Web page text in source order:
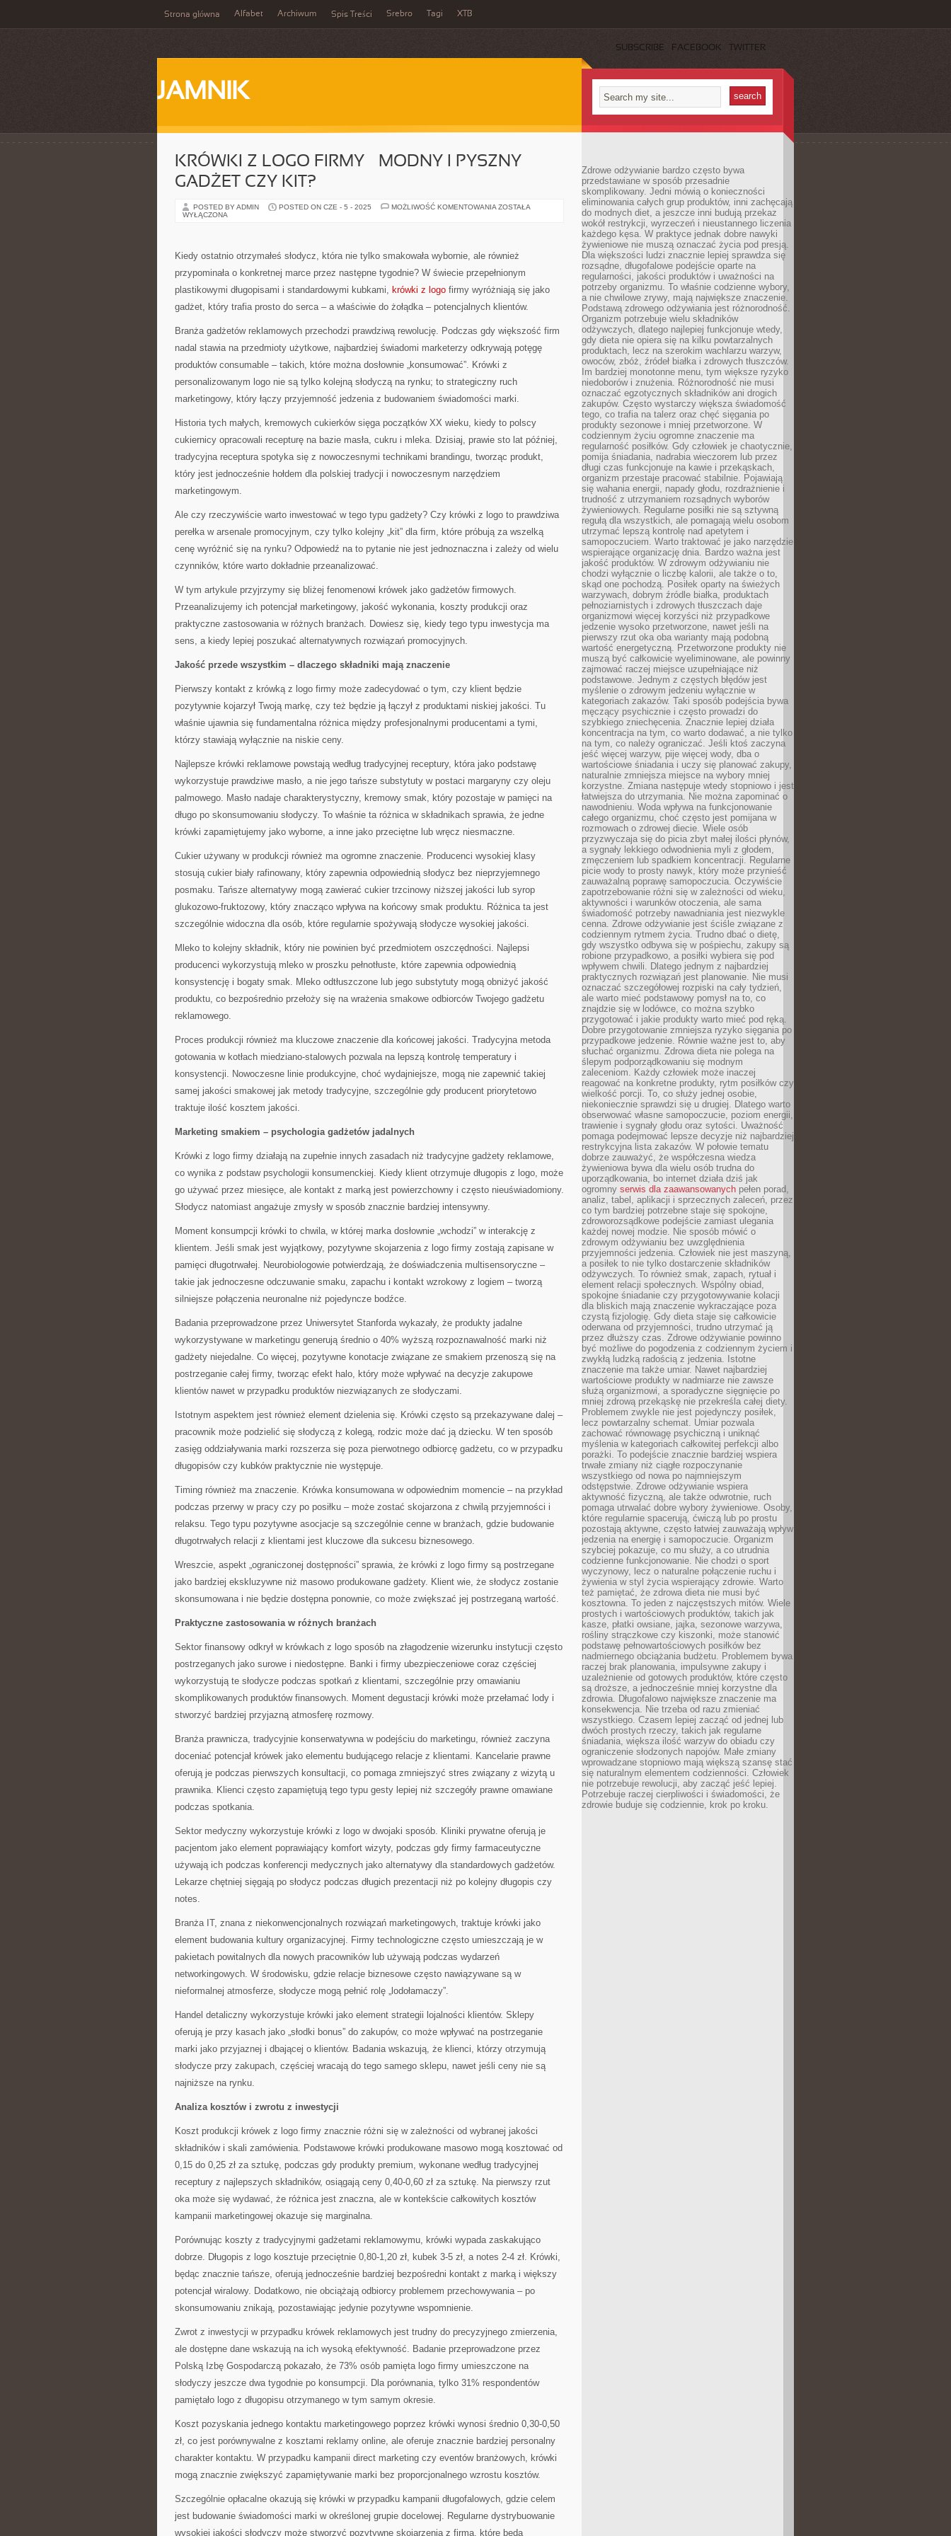
Strona główna Alfabet Archiwum Spis Treści Srebro Tagi XTB
SUBSCRIBE FACEBOOK TWITTER
JAMNIK
KRÓWKI Z LOGO FIRMY – MODNY I PYSZNY
GADŻET CZY KIT?
POSTED BY ADMIN POSTED ON CZE - 5 - 2025 MOŻLIWOŚĆ KOMENTOWANIA KRÓWKI
I
PYSZNY
GADŻET
CZY
ZOSTAŁA
WYŁĄCZONA
Kiedy ostatnio otrzymałeś słodycz, która nie tylko smakowała wybornie, ale również
przypominała o konkretnej marce przez następne tygodnie? W świecie przepełnionym
plastikowymi długopisami i standardowymi kubkami, krówki z logo firmy wyróżniają się jako
gadżet, który trafia prosto do serca – a właściwie do żołądka – potencjalnych klientów.
Branża gadżetów reklamowych przechodzi prawdziwą rewolucję. Podczas gdy większość firm
nadal stawia na przedmioty użytkowe, najbardziej świadomi marketerzy odkrywają potęgę
produktów consumable – takich, które można dosłownie „konsumować”. Krówki z
personalizowanym logo nie są tylko kolejną słodyczą na rynku; to strategiczny ruch
marketingowy, który łączy przyjemność jedzenia z budowaniem świadomości marki.
Historia tych małych, kremowych cukierków sięga początków XX wieku, kiedy to polscy
cukiernicy opracowali recepturę na bazie masła, cukru i mleka. Dzisiaj, prawie sto lat później,
tradycyjna receptura spotyka się z nowoczesnymi technikami brandingu, tworząc produkt,
który jest jednocześnie hołdem dla polskiej tradycji i nowoczesnym narzędziem
marketingowym.
Ale czy rzeczywiście warto inwestować w tego typu gadżety? Czy krówki z logo to prawdziwa
perełka w arsenale promocyjnym, czy tylko kolejny „kit” dla firm, które próbują za wszelką
cenę wyróżnić się na rynku? Odpowiedź na to pytanie nie jest jednoznaczna i zależy od wielu
czynników, które warto dokładnie przeanalizować.
W tym artykule przyjrzymy się bliżej fenomenowi krówek jako gadżetów firmowych.
Przeanalizujemy ich potencjał marketingowy, jakość wykonania, koszty produkcji oraz
praktyczne zastosowania w różnych branżach. Dowiesz się, kiedy tego typu inwestycja ma
sens, a kiedy lepiej poszukać alternatywnych rozwiązań promocyjnych.
Jakość przede wszystkim – dlaczego składniki mają znaczenie
Pierwszy kontakt z krówką z logo firmy może zadecydować o tym, czy klient będzie
pozytywnie kojarzył Twoją markę, czy też będzie ją łączył z produktami niskiej jakości. Tu
właśnie ujawnia się fundamentalna różnica między profesjonalnymi producentami a tymi,
którzy stawiają wyłącznie na niskie ceny.
Najlepsze krówki reklamowe powstają według tradycyjnej receptury, która jako podstawę
wykorzystuje prawdziwe masło, a nie jego tańsze substytuty w postaci margaryny czy oleju
palmowego. Masło nadaje charakterystyczny, kremowy smak, który pozostaje w pamięci na
długo po skonsumowaniu słodyczy. To właśnie ta różnica w składnikach sprawia, że jedne
krówki zapamiętujemy jako wyborne, a inne jako przeciętne lub wręcz niesmaczne.
Cukier używany w produkcji również ma ogromne znaczenie. Producenci wysokiej klasy
stosują cukier biały rafinowany, który zapewnia odpowiednią słodycz bez nieprzyjemnego
posmaku. Tańsze alternatywy mogą zawierać cukier trzcinowy niższej jakości lub syrop
glukozowo-fruktozowy, który znacząco wpływa na końcowy smak produktu. Różnica ta jest
szczególnie widoczna dla osób, które regularnie spożywają słodycze wysokiej jakości.
Mleko to kolejny składnik, który nie powinien być przedmiotem oszczędności. Najlepsi
producenci wykorzystują mleko w proszku pełnotłuste, które zapewnia odpowiednią
konsystencję i bogaty smak. Mleko odtłuszczone lub jego substytuty mogą obniżyć jakość
produktu, co bezpośrednio przełoży się na wrażenia smakowe odbiorców Twojego gadżetu
reklamowego.
Proces produkcji również ma kluczowe znaczenie dla końcowej jakości. Tradycyjna metoda
gotowania w kotłach miedziano-stalowych pozwala na lepszą kontrolę temperatury i
konsystencji. Nowoczesne linie produkcyjne, choć wydajniejsze, mogą nie zapewnić takiej
samej jakości smakowej jak metody tradycyjne, szczególnie gdy producent priorytetowo
traktuje ilość kosztem jakości.
Marketing smakiem – psychologia gadżetów jadalnych
Krówki z logo firmy działają na zupełnie innych zasadach niż tradycyjne gadżety reklamowe,
co wynika z podstaw psychologii konsumenckiej. Kiedy klient otrzymuje długopis z logo, może
go używać przez miesięce, ale kontakt z marką jest powierzchowny i często nieuświadomiony.
Słodycz natomiast angażuje zmysły w sposób znacznie bardziej intensywny.
Moment konsumpcji krówki to chwila, w której marka dosłownie „wchodzi” w interakcję z
klientem. Jeśli smak jest wyjątkowy, pozytywne skojarzenia z logo firmy zostają zapisane w
pamięci długotrwałej. Neurobiologowie potwierdzają, że doświadczenia multisensoryczne –
takie jak jednoczesne odczuwanie smaku, zapachu i kontakt wzrokowy z logiem – tworzą
silniejsze połączenia neuronalne niż pojedyncze bodźce.
Badania przeprowadzone przez Uniwersytet Stanforda wykazały, że produkty jadalne
wykorzystywane w marketingu generują średnio o 40% wyższą rozpoznawalność marki niż
gadżety niejedalne. Co więcej, pozytywne konotacje związane ze smakiem przenoszą się na
postrzeganie całej firmy, tworząc efekt halo, który może wpływać na decyzje zakupowe
klientów nawet w przypadku produktów niezwiązanych ze słodyczami.
Istotnym aspektem jest również element dzielenia się. Krówki często są przekazywane dalej –
pracownik może podzielić się słodyczą z kolegą, rodzic może dać ją dziecku. W ten sposób
zasięg oddziaływania marki rozszerza się poza pierwotnego odbiorcę gadżetu, co w przypadku
długopisów czy kubków praktycznie nie występuje.
Timing również ma znaczenie. Krówka konsumowana w odpowiednim momencie – na przykład
podczas przerwy w pracy czy po posiłku – może zostać skojarzona z chwilą przyjemności i
relaksu. Tego typu pozytywne asocjacje są szczególnie cenne w branżach, gdzie budowanie
długotrwałych relacji z klientami jest kluczowe dla sukcesu biznesowego.
Wreszcie, aspekt „ograniczonej dostępności” sprawia, że krówki z logo firmy są postrzegane
jako bardziej ekskluzywne niż masowo produkowane gadżety. Klient wie, że słodycz zostanie
skonsumowana i nie będzie dostępna ponownie, co może zwiększać jej postrzeganą wartość.
Praktyczne zastosowania w różnych branżach
Sektor finansowy odkrył w krówkach z logo sposób na złagodzenie wizerunku instytucji często
postrzeganych jako surowe i niedostępne. Banki i firmy ubezpieczeniowe coraz częściej
wykorzystują te słodycze podczas spotkań z klientami, szczególnie przy omawianiu
skomplikowanych produktów finansowych. Moment degustacji krówki może przełamać lody i
stworzyć bardziej przyjazną atmosferę rozmowy.
Branża prawnicza, tradycyjnie konserwatywna w podejściu do marketingu, również zaczyna
doceniać potencjał krówek jako elementu budującego relacje z klientami. Kancelarie prawne
oferują je podczas pierwszych konsultacji, co pomaga zmniejszyć stres związany z wizytą u
prawnika. Klienci często zapamiętują tego typu gesty lepiej niż szczegóły prawne omawiane
podczas spotkania.
Sektor medyczny wykorzystuje krówki z logo w dwojaki sposób. Kliniki prywatne oferują je
pacjentom jako element poprawiający komfort wizyty, podczas gdy firmy farmaceutyczne
używają ich podczas konferencji medycznych jako alternatywy dla standardowych gadżetów.
Lekarze chętniej sięgają po słodycz podczas długich prezentacji niż po kolejny długopis czy
notes.
Branża IT, znana z niekonwencjonalnych rozwiązań marketingowych, traktuje krówki jako
element budowania kultury organizacyjnej. Firmy technologiczne często umieszczają je w
pakietach powitalnych dla nowych pracowników lub używają podczas wydarzeń
networkingowych. W środowisku, gdzie relacje biznesowe często nawiązywane są w
nieformalnej atmosferze, słodycze mogą pełnić rolę „lodołamaczy”.
Handel detaliczny wykorzystuje krówki jako element strategii lojalności klientów. Sklepy
oferują je przy kasach jako „słodki bonus” do zakupów, co może wpływać na postrzeganie
marki jako przyjaznej i dbającej o klientów. Badania wskazują, że klienci, którzy otrzymują
słodycze przy zakupach, częściej wracają do tego samego sklepu, nawet jeśli ceny nie są
najniższe na rynku.
Analiza kosztów i zwrotu z inwestycji
Koszt produkcji krówek z logo firmy znacznie różni się w zależności od wybranej jakości
składników i skali zamówienia. Podstawowe krówki produkowane masowo mogą kosztować od
0,15 do 0,25 zł za sztukę, podczas gdy produkty premium, wykonane według tradycyjnej
receptury z najlepszych składników, osiągają ceny 0,40-0,60 zł za sztukę. Na pierwszy rzut
oka może się wydawać, że różnica jest znaczna, ale w kontekście całkowitych kosztów
kampanii marketingowej okazuje się marginalna.
Porównując koszty z tradycyjnymi gadżetami reklamowymu, krówki wypada zaskakująco
dobrze. Długopis z logo kosztuje przeciętnie 0,80-1,20 zł, kubek 3-5 zł, a notes 2-4 zł. Krówki,
będąc znacznie tańsze, oferują jednocześnie bardziej bezpośredni kontakt z marką i większy
potencjał wiralowy. Dodatkowo, nie obciążają odbiorcy problemem przechowywania – po
skonsumowaniu znikają, pozostawiając jedynie pozytywne wspomnienie.
Zwrot z inwestycji w przypadku krówek reklamowych jest trudny do precyzyjnego zmierzenia,
ale dostępne dane wskazują na ich wysoką efektywność. Badanie przeprowadzone przez
Polską Izbę Gospodarczą pokazało, że 73% osób pamięta logo firmy umieszczone na
słodyczy jeszcze dwa tygodnie po konsumpcji. Dla porównania, tylko 31% respondentów
pamiętało logo z długopisu otrzymanego w tym samym okresie.
Koszt pozyskania jednego kontaktu marketingowego poprzez krówki wynosi średnio 0,30-0,50
zł, co jest porównywalne z kosztami reklamy online, ale oferuje znacznie bardziej personalny
charakter kontaktu. W przypadku kampanii direct marketing czy eventów branżowych, krówki
mogą znacznie zwiększyć zapamiętywanie marki bez proporcjonalnego wzrostu kosztów.
Szczególnie opłacalne okazują się krówki w przypadku kampanii długofalowych, gdzie celem
jest budowanie świadomości marki w określonej grupie docelowej. Regularne dystrybuowanie
wysokiej jakości słodyczy może stworzyć pozytywne skojarzenia z firmą, które będą
Zdrowe odżywianie bardzo często bywa
przedstawiane w sposób przesadnie
skomplikowany. Jedni mówią o konieczności
eliminowania całych grup produktów, inni zachęcają
do modnych diet, a jeszcze inni budują przekaz
wokół restrykcji, wyrzeczeń i nieustannego liczenia
każdego kęsa. W praktyce jednak dobre nawyki
żywieniowe nie muszą oznaczać życia pod presją.
Dla większości ludzi znacznie lepiej sprawdza się
rozsądne, długofalowe podejście oparte na
regularności, jakości produktów i uważności na
potrzeby organizmu. To właśnie codzienne wybory,
a nie chwilowe zrywy, mają największe znaczenie.
Podstawą zdrowego odżywiania jest różnorodność.
Organizm potrzebuje wielu składników
odżywczych, dlatego najlepiej funkcjonuje wtedy,
gdy dieta nie opiera się na kilku powtarzalnych
produktach, lecz na szerokim wachlarzu warzyw,
owoców, zbóż, źródeł białka i zdrowych tłuszczów.
Im bardziej monotonne menu, tym większe ryzyko
niedoborów i znużenia. Różnorodność nie musi
oznaczać egzotycznych składników ani drogich
zakupów. Często wystarczy większa świadomość
tego, co trafia na talerz oraz chęć sięgania po
produkty sezonowe i mniej przetworzone. W
codziennym życiu ogromne znaczenie ma
regularność posiłków. Gdy człowiek je chaotycznie,
pomija śniadania, nadrabia wieczorem lub przez
długi czas funkcjonuje na kawie i przekąskach,
organizm przestaje pracować stabilnie. Pojawiają
się wahania energii, napady głodu, rozdrażnienie i
trudność z utrzymaniem rozsądnych wyborów
żywieniowych. Regularne posiłki nie są sztywną
regułą dla wszystkich, ale pomagają wielu osobom
utrzymać lepszą kontrolę nad apetytem i
samopoczuciem. Warto traktować je jako narzędzie
wspierające organizację dnia. Bardzo ważna jest
jakość produktów. W zdrowym odżywianiu nie
chodzi wyłącznie o liczbę kalorii, ale także o to,
skąd one pochodzą. Posiłek oparty na świeżych
warzywach, dobrym źródle białka, produktach
pełnoziarnistych i zdrowych tłuszczach daje
organizmowi więcej korzyści niż przypadkowe
jedzenie wysoko przetworzone, nawet jeśli na
pierwszy rzut oka oba warianty mają podobną
wartość energetyczną. Przetworzone produkty nie
muszą być całkowicie wyeliminowane, ale powinny
zajmować raczej miejsce uzupełniające niż
podstawowe. Jednym z częstych błędów jest
myślenie o zdrowym jedzeniu wyłącznie w
kategoriach zakazów. Taki sposób podejścia bywa
męczący psychicznie i często prowadzi do
szybkiego zniechęcenia. Znacznie lepiej działa
koncentracja na tym, co warto dodawać, a nie tylko
na tym, co należy ograniczać. Jeśli ktoś zaczyna
jeść więcej warzyw, pije więcej wody, dba o
wartościowe śniadania i uczy się planować zakupy,
naturalnie zmniejsza miejsce na wybory mniej
korzystne. Zmiana następuje wtedy stopniowo i jest
łatwiejsza do utrzymania. Nie można zapominać o
nawodnieniu. Woda wpływa na funkcjonowanie
całego organizmu, choć często jest pomijana w
rozmowach o zdrowej diecie. Wiele osób
przyzwyczaja się do picia zbyt małej ilości płynów,
a sygnały lekkiego odwodnienia myli z głodem,
zmęczeniem lub spadkiem koncentracji. Regularne
picie wody to prosty nawyk, który może przynieść
zauważalną poprawę samopoczucia. Oczywiście
zapotrzebowanie różni się w zależności od wieku,
aktywności i warunków otoczenia, ale sama
świadomość potrzeby nawadniania jest niezwykle
cenna. Zdrowe odżywianie jest ściśle związane z
codziennym rytmem życia. Trudno dbać o dietę,
gdy wszystko odbywa się w pośpiechu, zakupy są
robione przypadkowo, a posiłki wybiera się pod
wpływem chwili. Dlatego jednym z najbardziej
praktycznych rozwiązań jest planowanie. Nie musi
oznaczać szczegółowej rozpiski na cały tydzień,
ale warto mieć podstawowy pomysł na to, co
znajdzie się w lodówce, co można szybko
przygotować i jakie produkty warto mieć pod ręką.
Dobre przygotowanie zmniejsza ryzyko sięgania po
przypadkowe jedzenie. Równie ważne jest to, aby
słuchać organizmu. Zdrowa dieta nie polega na
ślepym podporządkowaniu się modnym
zaleceniom. Każdy człowiek może inaczej
reagować na konkretne produkty, rytm posiłków czy
wielkość porcji. To, co służy jednej osobie,
niekoniecznie sprawdzi się u drugiej. Dlatego warto
obserwować własne samopoczucie, poziom energii,
trawienie i sygnały głodu oraz sytości. Uważność
pomaga podejmować lepsze decyzje niż najbardziej
restrykcyjna lista zakazów. W połowie tematu
dobrze zauważyć, że współczesna wiedza
żywieniowa bywa dla wielu osób trudna do
uporządkowania, bo internet działa dziś jak
ogromny serwis dla zaawansowanych pełen porad,
analiz, tabel, aplikacji i sprzecznych zaleceń, przez
co tym bardziej potrzebne staje się spokojne,
zdroworozsądkowe podejście zamiast ulegania
każdej nowej modzie. Nie sposób mówić o
zdrowym odżywianiu bez uwzględnienia
przyjemności jedzenia. Człowiek nie jest maszyną,
a posiłek to nie tylko dostarczenie składników
odżywczych. To również smak, zapach, rytuał i
element relacji społecznych. Wspólny obiad,
spokojne śniadanie czy przygotowywanie kolacji
dla bliskich mają znaczenie wykraczające poza
czystą fizjologię. Gdy dieta staje się całkowicie
oderwana od przyjemności, trudno utrzymać ją
przez dłuższy czas. Zdrowe odżywianie powinno
być możliwe do pogodzenia z codziennym życiem i
zwykłą ludzką radością z jedzenia. Istotne
znaczenie ma także umiar. Nawet najbardziej
wartościowe produkty w nadmiarze nie zawsze
służą organizmowi, a sporadyczne sięgnięcie po
mniej zdrową przekąskę nie przekreśla całej diety.
Problemem zwykle nie jest pojedynczy posiłek,
lecz powtarzalny schemat. Umiar pozwala
zachować równowagę psychiczną i uniknąć
myślenia w kategoriach całkowitej perfekcji albo
porażki. To podejście znacznie bardziej wspiera
trwałe zmiany niż ciągłe rozpoczynanie
wszystkiego od nowa po najmniejszym
odstępstwie. Zdrowe odżywianie wspiera
aktywność fizyczną, ale także odwrotnie, ruch
pomaga utrwalać dobre wybory żywieniowe. Osoby,
które regularnie spacerują, ćwiczą lub po prostu
pozostają aktywne, często łatwiej zauważają wpływ
jedzenia na energię i samopoczucie. Organizm
szybciej pokazuje, co mu służy, a co utrudnia
codzienne funkcjonowanie. Nie chodzi o sport
wyczynowy, lecz o naturalne połączenie ruchu i
żywienia w styl życia wspierający zdrowie. Warto
też pamiętać, że zdrowa dieta nie musi być
kosztowna. To jeden z najczęstszych mitów. Wiele
prostych i wartościowych produktów, takich jak
kasze, płatki owsiane, jajka, sezonowe warzywa,
rośliny strączkowe czy kiszonki, może stanowić
podstawę pełnowartościowych posiłków bez
nadmiernego obciążania budżetu. Problemem bywa
raczej brak planowania, impulsywne zakupy i
uzależnienie od gotowych produktów, które często
są droższe, a jednocześnie mniej korzystne dla
zdrowia. Długofalowo największe znaczenie ma
konsekwencja. Nie trzeba od razu zmieniać
wszystkiego. Czasem lepiej zacząć od jednej lub
dwóch prostych rzeczy, takich jak regularne
śniadania, większa ilość warzyw do obiadu czy
ograniczenie słodzonych napojów. Małe zmiany
wprowadzane stopniowo mają większą szansę stać
się naturalnym elementem codzienności. Człowiek
nie potrzebuje rewolucji, aby zacząć jeść lepiej.
Potrzebuje raczej cierpliwości i świadomości, że
zdrowie buduje się codziennie, krok po kroku.